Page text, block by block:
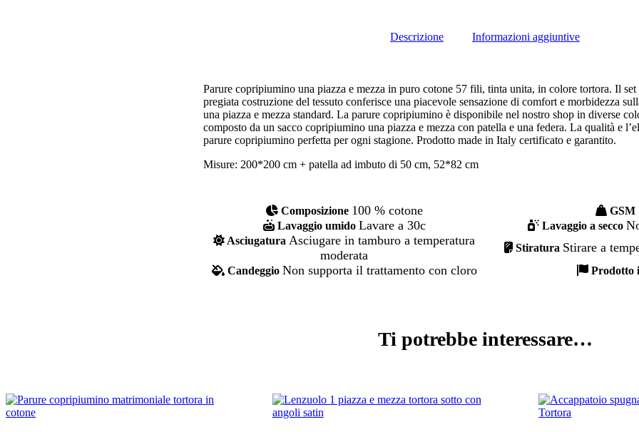
mezza
tortora
quantity
Descrizione Informazioni aggiuntive
Parure copripiumino una piazza e mezza in puro cotone 57 fili, tinta unita, in colore tortora. Il
pregiata costruzione del tessuto conferisce una piacevole sensazione di comfort e morbidezza
una piazza e mezza standard. La parure copripiumino è disponibile nel nostro shop in diverse
composto da un sacco copripiumino una piazza e mezza con patella e una federa. La qualità e
parure copripiumino perfetta per ogni stagione. Prodotto made in Italy certificato e garantito.
Misure: 200*200 cm + patella ad imbuto di 50 cm, 52*82 cm
Composizione 100 % cotone GSM
Lavaggio umido Lavare a 30c Lavaggio a secco
Asciugatura Asciugare in tamburo a temperatura
moderata
Stiratura Stirare a
Candeggio Non supporta il trattamento con cloro Prodotto
Ti potrebbe interessare…